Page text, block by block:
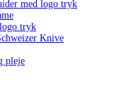
med logo tryk
tryk
Knive
pleje